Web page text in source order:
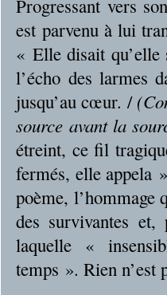
Progressant vers
est parvenu à lui
« Elle disait
l’écho des larmes
jusqu’au cœur. /
source avant la
étreint, ce fil
fermés, elle appela
poème, l’hommage
des survivantes
laquelle «
temps ». Rien